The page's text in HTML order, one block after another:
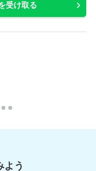
受け取る
よう